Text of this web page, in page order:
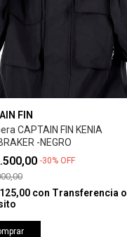
FIN
CAPTAIN FIN KENIA
-NEGRO
-30% OFF
con Transferencia o